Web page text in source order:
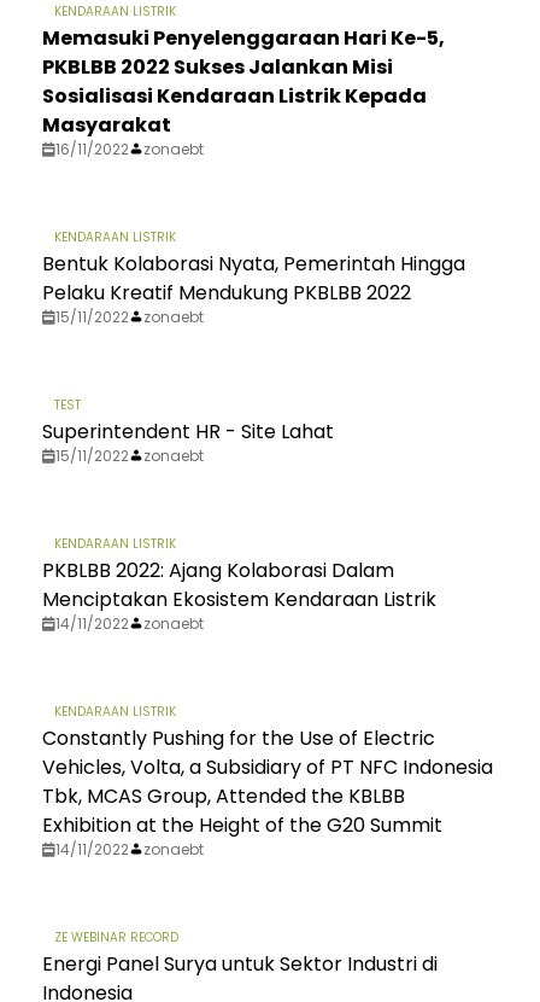
KENDARAAN LISTRIK
Memasuki Penyelenggaraan Hari Ke-5,
PKBLBB 2022 Sukses Jalankan Misi
Sosialisasi Kendaraan Listrik Kepada
Masyarakat
16/11/2022 zonaebt
KENDARAAN LISTRIK
Bentuk Kolaborasi Nyata, Pemerintah Hingga
Pelaku Kreatif Mendukung PKBLBB 2022
15/11/2022 zonaebt
TEST
Superintendent HR - Site Lahat
15/11/2022 zonaebt
KENDARAAN LISTRIK
PKBLBB 2022: Ajang Kolaborasi Dalam
Menciptakan Ekosistem Kendaraan Listrik
14/11/2022 zonaebt
KENDARAAN LISTRIK
Constantly Pushing for the Use of Electric
Vehicles, Volta, a Subsidiary of PT NFC Indonesia
Tbk, MCAS Group, Attended the KBLBB
Exhibition at the Height of the G20 Summit
14/11/2022 zonaebt
ZE WEBINAR RECORD
Energi Panel Surya untuk Sektor Industri di
Indonesia